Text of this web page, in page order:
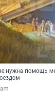
нужна помощь